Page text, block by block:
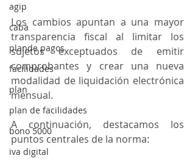
agip
caba
plande pagos
facilidades
plan
plan de facilidades
bono 5000
iva digital
Los cambios apuntan a una mayor
transparencia fiscal al limitar los
sujetos exceptuados de emitir
comprobantes y crear una nueva
modalidad de liquidación electrónica
mensual.
A continuación, destacamos los
puntos centrales de la norma: